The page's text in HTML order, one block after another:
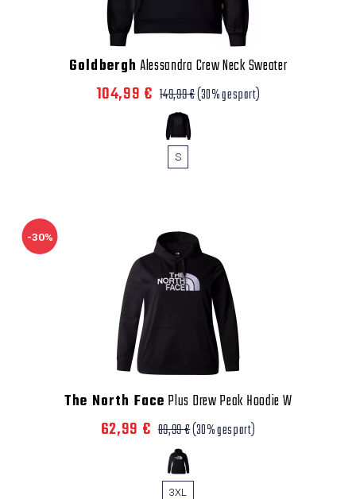
Goldbergh Alessandra Crew Neck Sweater
104,99 € 149,99 €(30% gespart)
S
-30%
The North Face Plus Drew Peak Hoodie W
62,99 € 89,99 €(30% gespart)
3XL